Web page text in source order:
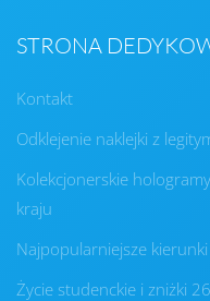
STRONA
Kontakt
Odklejenie naklejki z
Kolekcjonerskie
kraju
Najpopularniejsze
Życie studenckie i zniżki